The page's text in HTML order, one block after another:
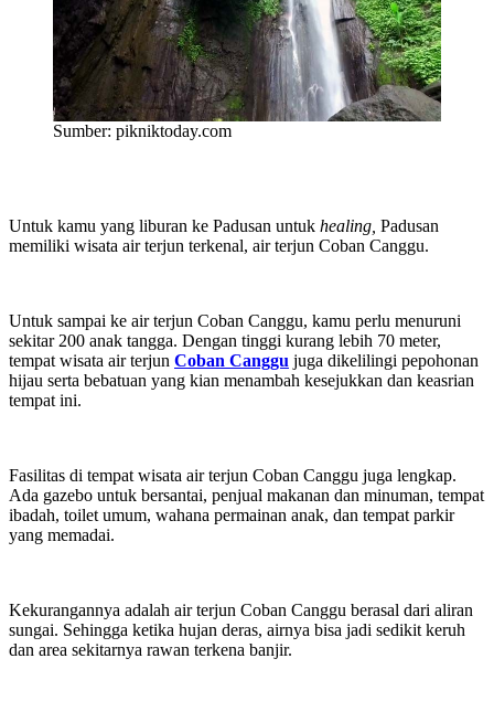
Sumber: pikniktoday.com
Untuk kamu yang liburan ke Padusan untuk healing, Padusan
memiliki wisata air terjun terkenal, air terjun Coban Canggu.
Untuk sampai ke air terjun Coban Canggu, kamu perlu menuruni
sekitar 200 anak tangga. Dengan tinggi kurang lebih 70 meter,
tempat wisata air terjun Coban Canggu juga dikelilingi pepohonan
hijau serta bebatuan yang kian menambah kesejukkan dan keasrian
tempat ini.
Fasilitas di tempat wisata air terjun Coban Canggu juga lengkap.
Ada gazebo untuk bersantai, penjual makanan dan minuman, tempat
ibadah, toilet umum, wahana permainan anak, dan tempat parkir
yang memadai.
Kekurangannya adalah air terjun Coban Canggu berasal dari aliran
sungai. Sehingga ketika hujan deras, airnya bisa jadi sedikit keruh
dan area sekitarnya rawan terkena banjir.